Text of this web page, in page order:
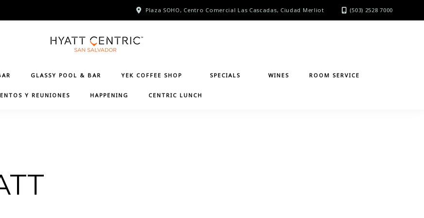
Plaza SOHO, Centro Comercial Las Cascadas, Ciudad Merliot (503) 2528 7000
GLASSY POOL & BAR YEK COFFEE SHOP SPECIALS WINES ROOM SERVICE
Y REUNIONES HAPPENING CENTRIC LUNCH